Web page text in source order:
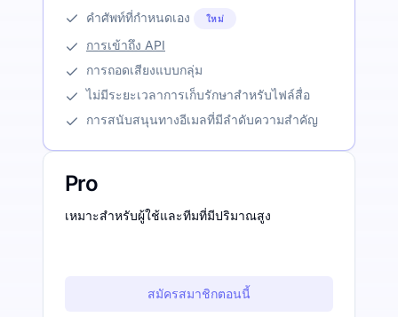
คำศัพท์ที่กำหนดเอง
ใหม่
การเข้าถึง API
การถอดเสียงแบบกลุ่ม
ไม่มีระยะเวลาการเก็บรักษาสำหรับไฟล์สื่อ
การสนับสนุนทางอีเมลที่มีลำดับความสำคัญ
Pro
เหมาะสำหรับผู้ใช้และทีมที่มีปริมาณสูง
สมัครสมาชิกตอนนี้